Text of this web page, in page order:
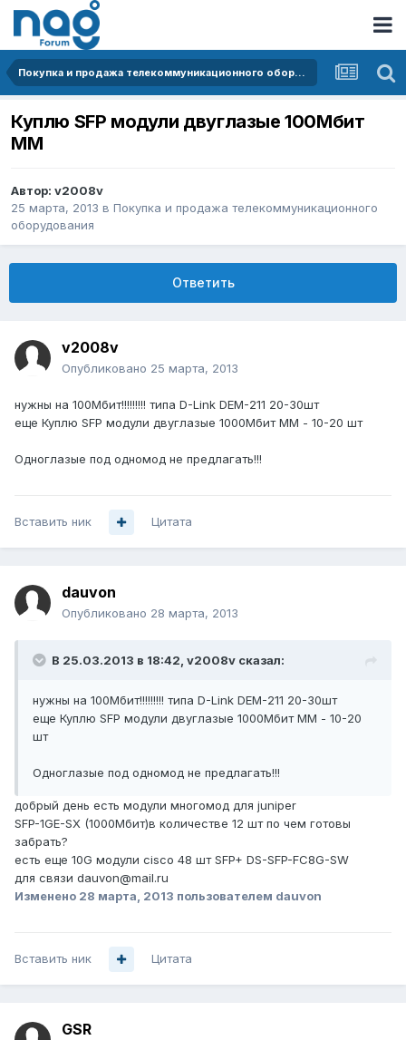
Покупка и продажа телекоммуникационного оборудования
Куплю SFP модули двуглазые 100Мбит
ММ
Автор: v2008v
25 марта, 2013 в Покупка и продажа телекоммуникационного
оборудования
Ответить
v2008v
Опубликовано 25 марта, 2013
нужны на 100Мбит!!!!!!!!! типа D-Link DEM-211 20-30шт
еще Куплю SFP модули двуглазые 1000Мбит ММ - 10-20 шт
Одноглазые под одномод не предлагать!!!
Вставить ник Цитата
dauvon
Опубликовано 28 марта, 2013
В 25.03.2013 в 18:42, v2008v сказал:
нужны на 100Мбит!!!!!!!!! типа D-Link DEM-211 20-30шт
еще Куплю SFP модули двуглазые 1000Мбит ММ - 10-20
шт
Одноглазые под одномод не предлагать!!!
добрый день есть модули многомод для juniper
SFP-1GE-SX (1000Мбит)в количестве 12 шт по чем готовы
забрать?
есть еще 10G модули cisco 48 шт SFP+ DS-SFP-FC8G-SW
для связи dauvon@mail.ru
Изменено 28 марта, 2013 пользователем dauvon
Вставить ник Цитата
GSR